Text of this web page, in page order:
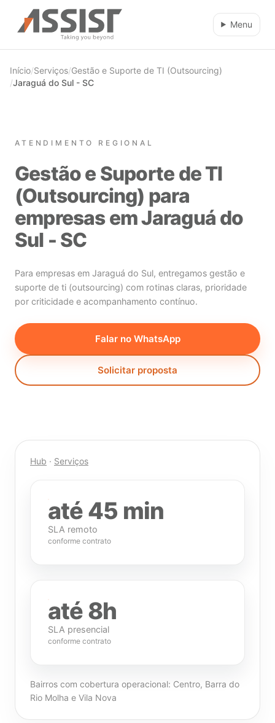
Ir direto para o conteúdo
Menu
Início/Serviços/Gestão e Suporte de TI (Outsourcing)
/Jaraguá do Sul - SC
ATENDIMENTO REGIONAL
Gestão e Suporte de TI
(Outsourcing) para
empresas em Jaraguá do
Sul - SC
Para empresas em Jaraguá do Sul, entregamos gestão e
suporte de ti (outsourcing) com rotinas claras, prioridade
por criticidade e acompanhamento contínuo.
Falar no WhatsApp
Solicitar proposta
Hub · Serviços
até 45 min
SLA remoto
conforme contrato
até 8h
SLA presencial
conforme contrato
Bairros com cobertura operacional: Centro, Barra do
Rio Molha e Vila Nova